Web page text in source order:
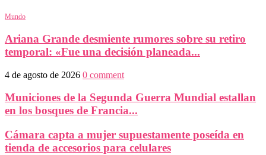
Mundo
Ariana Grande desmiente rumores sobre su retiro
temporal: «Fue una decisión planeada...
4 de agosto de 2026 0 comment
Municiones de la Segunda Guerra Mundial estallan
en los bosques de Francia...
Cámara capta a mujer supuestamente poseída en
tienda de accesorios para celulares